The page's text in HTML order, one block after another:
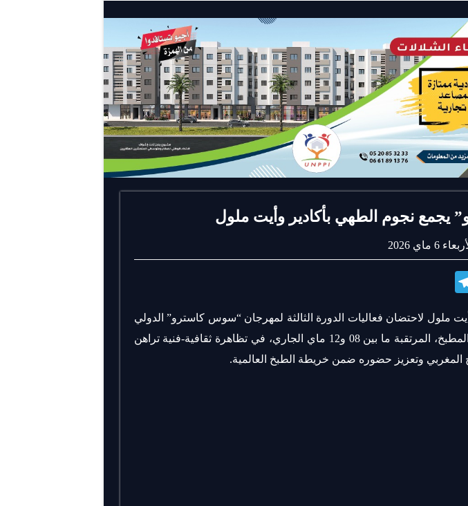
نجوم الطهي بأكادير وأيت ملول
6 ماي 2026
gr
a
m
ملول لاحتضان فعاليات الدورة الثالثة لمهرجان “سوس كاسترو” الدولي
لفنون الطهي ونجوم المطبخ، المرتقبة ما بين 08 و12 ماي الجاري، في تظاهرة ثقافية-فنية تراهن
المغربي وتعزيز حضوره ضمن خريطة الطبخ العالمية.